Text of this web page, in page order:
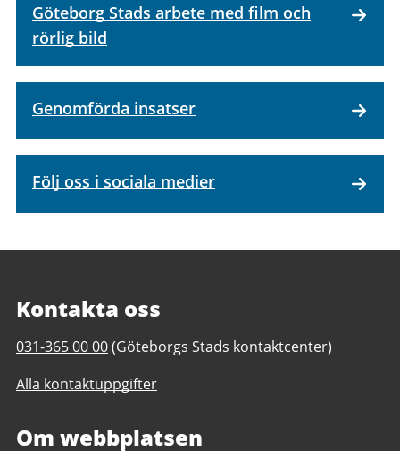
Göteborg Stads arbete med film och
rörlig bild
Genomförda insatser
Följ oss i sociala medier
Kontakta oss
Telefonnummer
Filmkontoret
031-365 00 00(Göteborgs Stads kontaktcenter)
Alla kontaktuppgifter
Om webbplatsen